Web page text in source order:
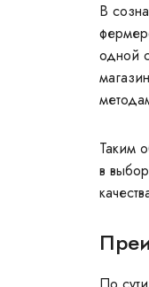
В
одной
Таким
в